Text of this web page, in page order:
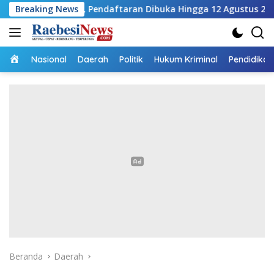
Langsung
ke
konten
Breaking News
Pendaftaran Dibuka Hingga 12 Agustus 2026
Home
Nasional Daerah Politik Hukum Kriminal Pendidikan
Beranda Daerah